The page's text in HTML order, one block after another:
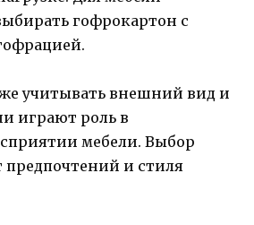
гофрокартон с
учитывать внешний вид и
играют роль в
мебели. Выбор
предпочтений и стиля